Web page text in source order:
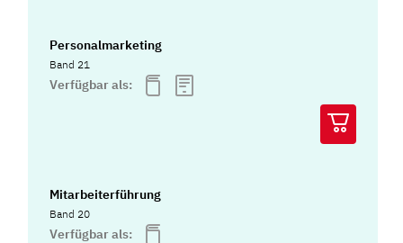
Personalmarketing
Band 21
Verfügbar als:
Mitarbeiterführung
Band 20
Verfügbar als: